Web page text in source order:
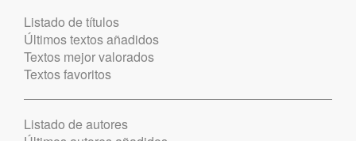
Listado de títulos
Últimos textos añadidos
Textos mejor valorados
Textos favoritos
Listado de autores